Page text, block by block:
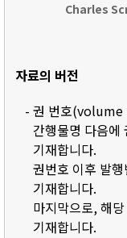
Charles
자료의 버전
- 권 번호
간행물명 다음
기재합니다.
권번호 이후 발
기재합니다.
마지막으로, 해
기재합니다.